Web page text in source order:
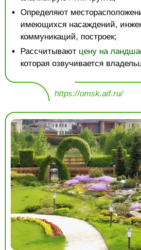
Определяют
имеющихся насаждений,
коммуникаций, построек;
Рассчитывают цену на
которая озвучивается
https://omsk.aif.ru/